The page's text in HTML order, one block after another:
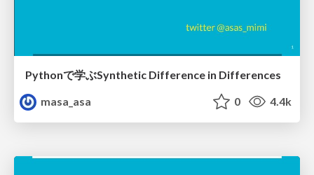
Pythonで学ぶSynthetic Difference in Differences
masa_asa
0 4.4k